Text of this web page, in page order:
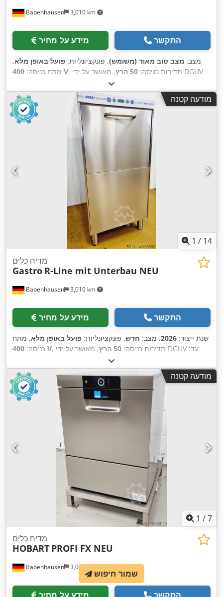
Babenhausen 3,010 km
מידע על מחיר התקשר
מצב: מצב טוב מאוד (משומש), פונקציונליות: פועל באופן מלא,
מתח כניסה: 400 V , תדירות כניסה: 50 הרץ
, מאושר על ידי DGUV
, סוג זרם כניסה:
חודשים,
מודעה קטנה
1 / 14
Babenhausen 3,010 km
מדיח כלים
Gastro R-Line mit Unterbau NEU
מידע על מחיר התקשר
שנת ייצור: 2026, מצב: חדש, פונקציונליות: פועל באופן מלא, מתח
כניסה: 400 V , תדירות כניסה: 50 הרץ
, מאושר על ידי DGUV עד:
תלת פאזי
מודעה קטנה
1 /7
Babenhausen 3,010 km
מַדִיחַ כֵּלִים
HOBART PROFI FX NEU
שמור חיפוש